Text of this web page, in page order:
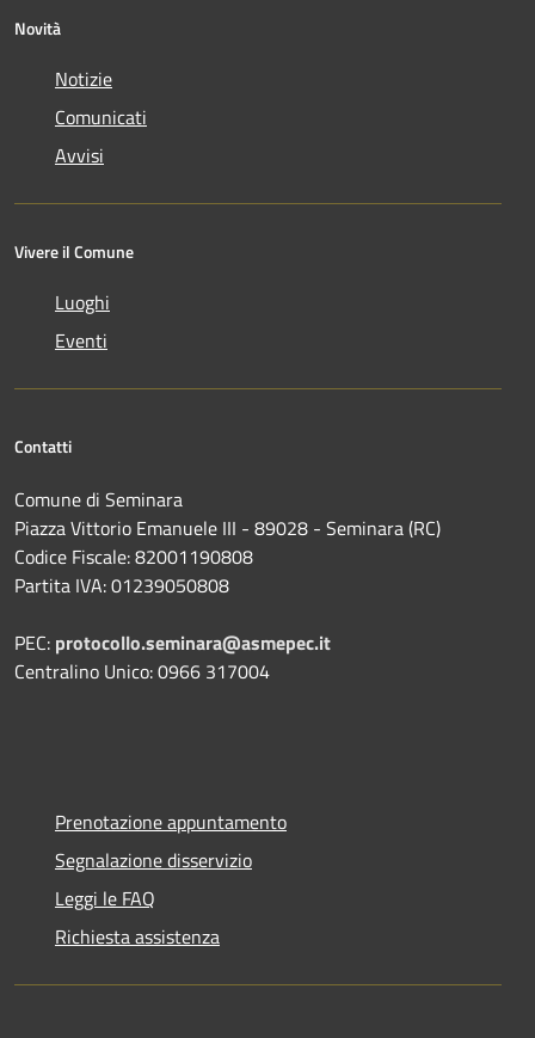
Novità
Notizie
Comunicati
Avvisi
Vivere il Comune
Luoghi
Eventi
Contatti
Comune di Seminara
Piazza Vittorio Emanuele III - 89028 - Seminara (RC)
Codice Fiscale: 82001190808
Partita IVA: 01239050808
PEC: protocollo.seminara@asmepec.it
Centralino Unico: 0966 317004
Prenotazione appuntamento
Segnalazione disservizio
Leggi le FAQ
Richiesta assistenza